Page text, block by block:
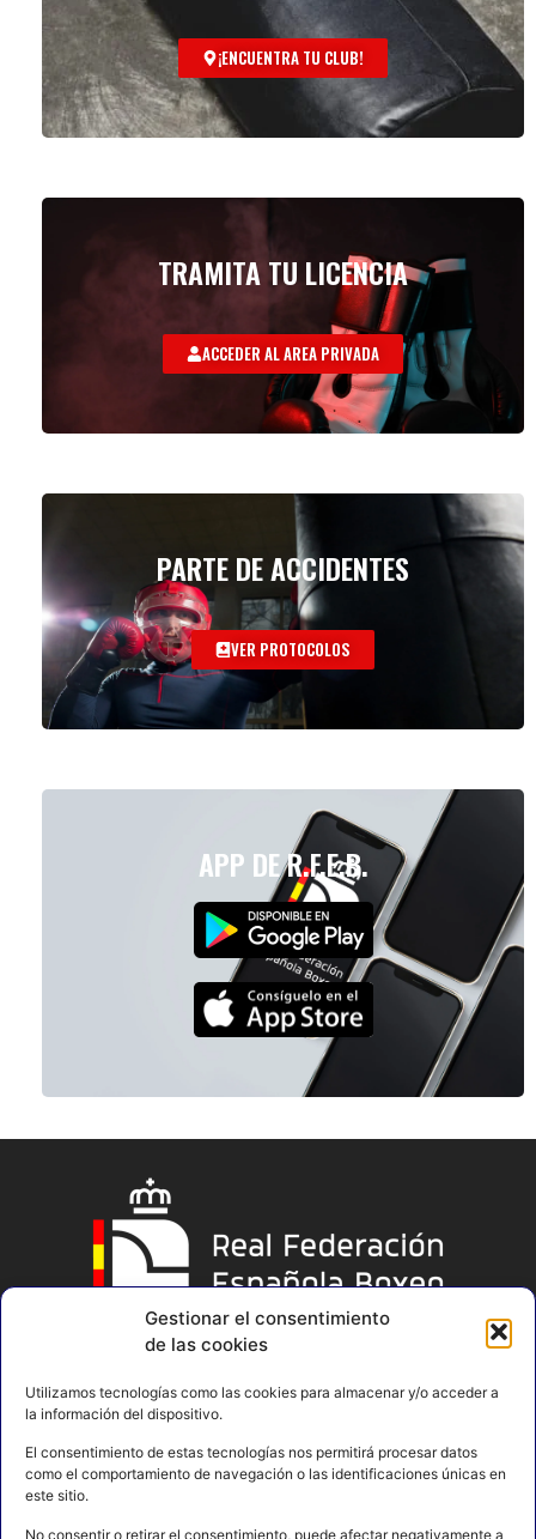
Gestionar el consentimiento
de las cookies
Utilizamos tecnologías como las cookies para almacenar y/o acceder a
la información del dispositivo.
El consentimiento de estas tecnologías nos permitirá procesar datos
como el comportamiento de navegación o las identificaciones únicas en
este sitio.
No consentir o retirar el consentimiento, puede afectar negativamente a
¡ENCUENTRA TU CLUB!
TRAMITA TU LICENCIA
ACCEDER AL AREA PRIVADA
PARTE DE ACCIDENTES
VER PROTOCOLOS
APP DE R.F.E.B.